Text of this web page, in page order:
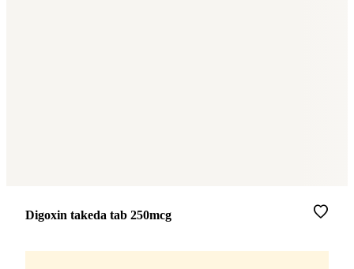
Merke:
Digoxin takeda tab 250mcg